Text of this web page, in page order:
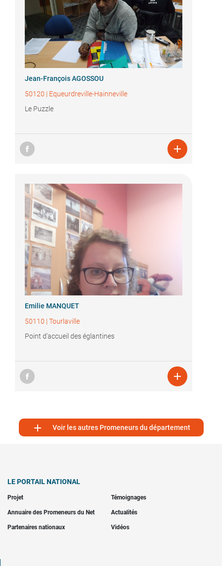
Jean-François AGOSSOU
50120 | Equeurdreville-Hainneville
Le Puzzle

Emilie MANQUET
50110 | Tourlaville
Point d'accueil des églantines

 Voir les autres Promeneurs du département
LE PORTAIL NATIONAL
Projet Témoignages
Annuaire des Promeneurs du Net Actualités
Partenaires nationaux Vidéos